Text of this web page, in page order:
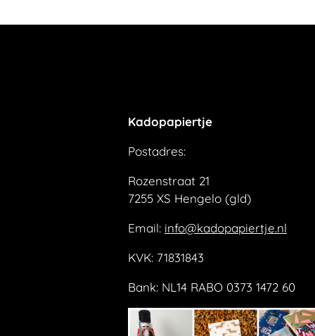
Kadopapiertje
Postadres:
Rozenstraat 21
7255 XS Hengelo (gld)
Email: info@kadopapiertje.nl
KVK: 71831843
Bank: NL14 RABO 0373 1472 60